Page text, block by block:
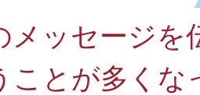
メッセージを
ことが多くな